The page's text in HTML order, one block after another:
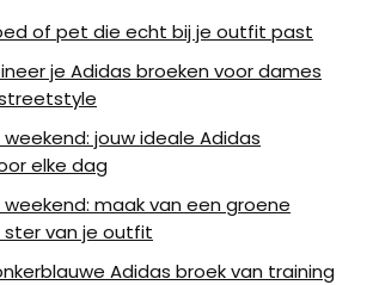
of pet die echt bij je outfit past
je Adidas broeken voor dames
jouw ideale Adidas
elke dag
maak van een groene
ster van je outfit
Adidas broek van training